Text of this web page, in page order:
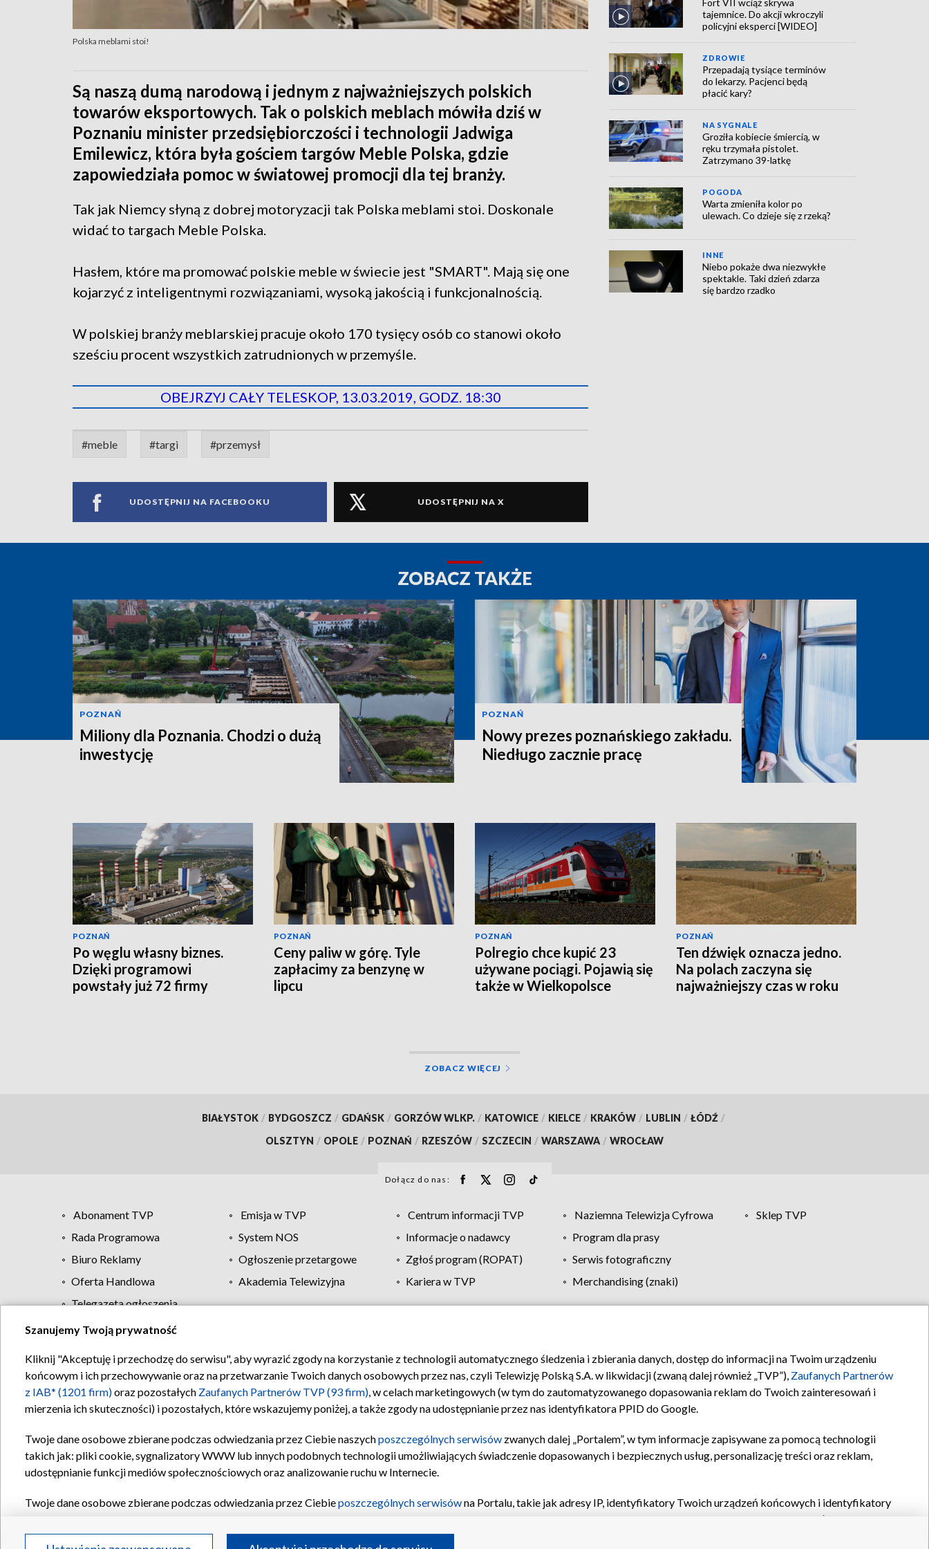
Polska meblami stoi!
Są naszą dumą narodową i jednym z najważniejszych polskich
towarów eksportowych. Tak o polskich meblach mówiła dziś w
Poznaniu minister przedsiębiorczości i technologii Jadwiga
Emilewicz, która była gościem targów Meble Polska, gdzie
zapowiedziała pomoc w światowej promocji dla tej branży.
Tak jak Niemcy słyną z dobrej motoryzacji tak Polska meblami stoi. Doskonale
widać to targach Meble Polska.
Hasłem, które ma promować polskie meble w świecie jest "SMART". Mają się one
kojarzyć z inteligentnymi rozwiązaniami, wysoką jakością i funkcjonalnością.
W polskiej branży meblarskiej pracuje około 170 tysięcy osób co stanowi około
sześciu procent wszystkich zatrudnionych w przemyśle.
OBEJRZYJ CAŁY TELESKOP, 13.03.2019, GODZ. 18:30
#meble #targi #przemysł
UDOSTĘPNIJ NA FACEBOOKU UDOSTĘPNIJ NA X
tajemnice. Do akcji wkroczyli
policyjni eksperci [WIDEO]
ZDROWIE
Przepadają tysiące terminów
do lekarzy. Pacjenci będą
płacić kary?
NA SYGNALE
Groziła kobiecie śmiercią, w
ręku trzymała pistolet.
Zatrzymano 39-latkę
POGODA
Warta zmieniła kolor po
ulewach. Co dzieje się z rzeką?
INNE
Niebo pokaże dwa niezwykłe
spektakle. Taki dzień zdarza
się bardzo rzadko
ZOBACZ TAKŻE
POZNAŃ
Miliony dla Poznania. Chodzi o dużą
inwestycję
POZNAŃ
Nowy prezes poznańskiego zakładu.
Niedługo zacznie pracę
POZNAŃ
Po węglu własny biznes.
Dzięki programowi
powstały już 72 firmy
POZNAŃ
Ceny paliw w górę. Tyle
zapłacimy za benzynę w
lipcu
POZNAŃ
Polregio chce kupić 23
używane pociągi. Pojawią się
także w Wielkopolsce
POZNAŃ
Ten dźwięk oznacza jedno.
Na polach zaczyna się
najważniejszy czas w roku
ZOBACZ WIĘCEJ
BIAŁYSTOK / BYDGOSZCZ / GDAŃSK / GORZÓW WLKP. / KATOWICE / KIELCE / KRAKÓW / LUBLIN / ŁÓDŹ /
OLSZTYN / OPOLE / POZNAŃ / RZESZÓW / SZCZECIN / WARSZAWA / WROCŁAW
Dołącz do nas:
Abonament TVP Emisja w TVP Centrum informacji TVP Naziemna Telewizja Cyfrowa
Sklep TVP
Rada Programowa
System NOS Informacje o nadawcy
Program dla prasy
Biuro Reklamy
Ogłoszenie przetargowe Zgłoś program (ROPAT)
Serwis fotograficzny
Oferta Handlowa
Akademia Telewizyjna Kariera w TVP
Merchandising (znaki)
Telegazeta ogłoszenia
Regulamin TVP Polityka prywatności Moje zgody Pomoc Biuro reklamy Kontakt
Szanujemy Twoją prywatność
Kliknij "Akceptuję i przechodzę do serwisu", aby wyrazić zgody na korzystanie z technologii automatycznego śledzenia i zbierania danych, dostęp do informacji na Twoim urządzeniu
końcowym i ich przechowywanie oraz na przetwarzanie Twoich danych osobowych przez nas, czyli Telewizję Polską S.A. w likwidacji (zwaną dalej również „TVP”), Zaufanych Partnerów
z IAB* (1201 firm)oraz pozostałych Zaufanych Partnerów TVP (93 firm), w celach marketingowych (w tym do zautomatyzowanego dopasowania reklam do Twoich zainteresowań i
mierzenia ich skuteczności) i pozostałych, które wskazujemy poniżej, a także zgody na udostępnianie przez nas identyfikatora PPID do Google.
Twoje dane osobowe zbierane podczas odwiedzania przez Ciebie naszychposzczególnych serwisów zwanych dalej „Portalem”, w tym informacje zapisywane za pomocą technologii
takich jak: pliki cookie, sygnalizatory WWW lub innych podobnych technologii umożliwiających świadczenie dopasowanych i bezpiecznych usług, personalizację treści oraz reklam,
udostępnianie funkcji mediów społecznościowych oraz analizowanie ruchu w Internecie.
Twoje dane osobowe zbierane podczas odwiedzania przez Ciebieposzczególnych serwisówna Portalu, takie jak adresy IP, identyfikatory Twoich urządzeń końcowych i identyfikatory
oraz pozostałych
Partnerów TVPdla realizacji następujących celów i funkcji: przechowywania informacji na urządzeniu lub dostęp do nich, wyboru podstawowych reklam, wyboru spersonalizowanych